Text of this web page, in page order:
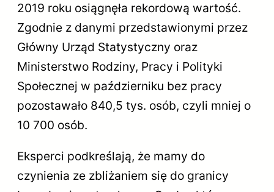
2019 roku osiągnęła rekordową wartość.
Zgodnie z danymi przedstawionymi przez
Główny Urząd Statystyczny oraz
Ministerstwo Rodziny, Pracy i Polityki
Społecznej w październiku bez pracy
pozostawało 840,5 tys. osób, czyli mniej o
10 700 osób.
Eksperci podkreślają, że mamy do
czynienia ze zbliżaniem się do granicy